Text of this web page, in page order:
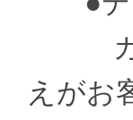
カシ
えがお